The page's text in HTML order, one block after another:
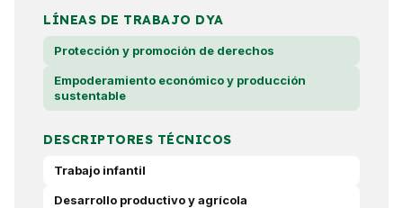
LÍNEAS DE TRABAJO DYA
Protección y promoción de derechos
Empoderamiento económico y producción
sustentable
DESCRIPTORES TÉCNICOS
Trabajo infantil
Desarrollo productivo y agrícola